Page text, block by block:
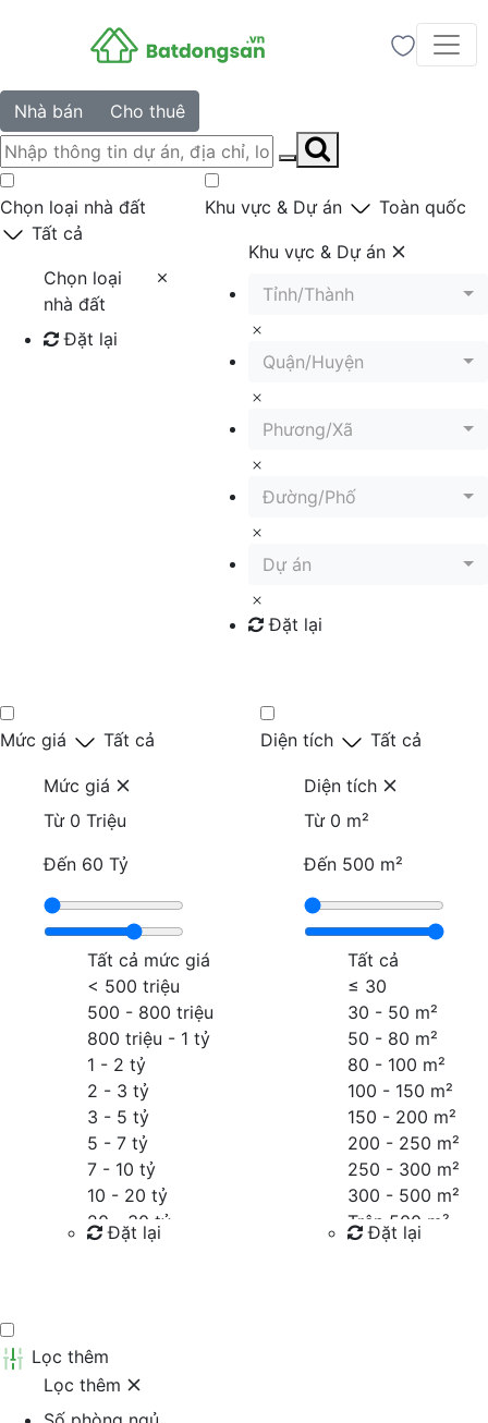
Nhà bán Cho thuê
Chọn loại nhà đất
Tất cả
Chọn loại
nhà đất
Đặt lại
Khu vực & Dự án Toàn quốc
Khu vực & Dự án
Tỉnh/Thành
Quận/Huyện
Phương/Xã
Đường/Phố
Dự án
Đặt lại
Mức giá Tất cả
Mức giá
Từ 0 Triệu
Đến 60 Tỷ
Tất cả mức giá
< 500 triệu
500 - 800 triệu
800 triệu - 1 tỷ
1 - 2 tỷ
2 - 3 tỷ
3 - 5 tỷ
5 - 7 tỷ
7 - 10 tỷ
10 - 20 tỷ
20 - 30 tỷ
30 - 40 tỷ
Đặt lại
Diện tích Tất cả
Diện tích
Từ 0 m²
Đến 500 m²
Tất cả
≤ 30
30 - 50 m²
50 - 80 m²
80 - 100 m²
100 - 150 m²
150 - 200 m²
200 - 250 m²
250 - 300 m²
300 - 500 m²
Trên 500 m²
Đặt lại
Lọc thêm
Lọc thêm